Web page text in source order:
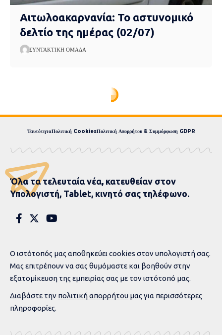
Αιτωλοακαρνανία: Το αστυνομικό
δελτίο της ημέρας (02/07)
ΣΥΝΤΑΚΤΙΚΉ ΟΜΆΔΑ
O “Φιλοκτήτης” του
Σοφοκλή στις 5 Ιουλίου
στο Αγρίνιο, στο
Κηποθέατρο του
Δημοτικού Πάρκου!
ΣΥΝΤΑΚΤΙΚΉ ΟΜΆΔΑ
AΙΤΩΛΟΑΚΑΡΝΑΝΊΑ ΑΓΡΊΝΙΟ ΔΥΤΙΚΉ ΕΛΛΆΔΑ ΚΟΙΝΩΝΊΑ ΠΟΛΙΤΙΣΜΌΣ
PUBLISHED 25 ΙΟΥΝΊΟΥ, 2025